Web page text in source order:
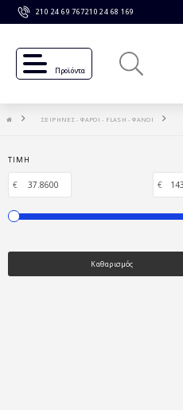
210 24 69 767210 24 68 169
Προϊόντα
ΣΕΙΡΗΝΕΣ - ΦΑΡΟΙ - FLASH - ΦΑΝΟΙ
ΤΙΜΉ
€ €
Καθαρισμός